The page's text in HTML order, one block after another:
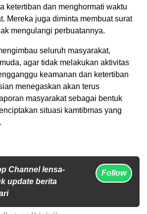
ketertiban dan menghormati waktu
Mereka juga diminta membuat surat
mengulangi perbuatannya.
seluruh masyarakat,
agar tidak melakukan aktivitas
keamanan dan ketertiban
menegaskan akan terus
masyarakat sebagai bentuk
situasi kamtibmas yang
Channel lensa-
update berita
Follow